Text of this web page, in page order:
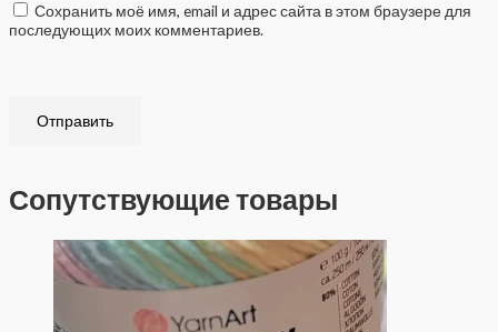
Сохранить моё имя, email и адрес сайта в этом браузере для
последующих моих комментариев.
Сопутствующие товары